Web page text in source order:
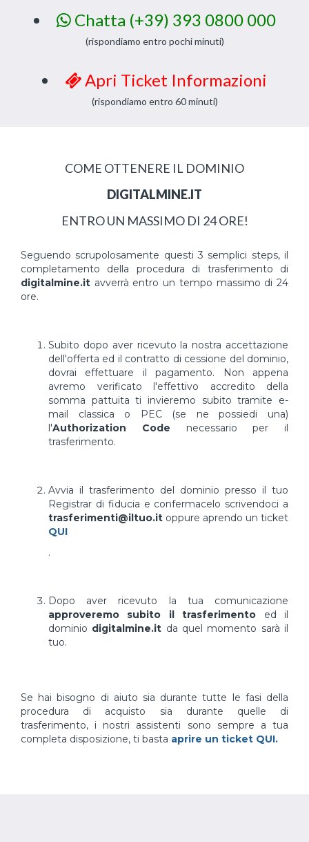
Chatta (+39) 393 0800 000
(rispondiamo entro pochi minuti)
Apri Ticket Informazioni
(rispondiamo entro 60 minuti)
COME OTTENERE IL DOMINIO
DIGITALMINE.IT
ENTRO UN MASSIMO DI 24 ORE!
Seguendo scrupolosamente questi 3 semplici steps, il
completamento della procedura di trasferimento di
digitalmine.it avverrà entro un tempo massimo di 24
ore.
Subito dopo aver ricevuto la nostra accettazione
dell'offerta ed il contratto di cessione del dominio,
dovrai effettuare il pagamento. Non appena
avremo verificato l'effettivo accredito della
somma pattuita ti invieremo subito tramite e-
mail classica o PEC (se ne possiedi una)
l'Authorization Code necessario per il
trasferimento.
Avvia il trasferimento del dominio presso il tuo
Registrar di fiducia e confermacelo scrivendoci a
trasferimenti@iltuo.it oppure aprendo un ticket
QUI
.
Dopo aver ricevuto la tua comunicazione
approveremo subito il trasferimento ed il
dominio digitalmine.it da quel momento sarà il
tuo.
Se hai bisogno di aiuto sia durante tutte le fasi della
procedura di acquisto sia durante quelle di
trasferimento, i nostri assistenti sono sempre a tua
completa disposizione, ti basta aprire un ticket QUI.